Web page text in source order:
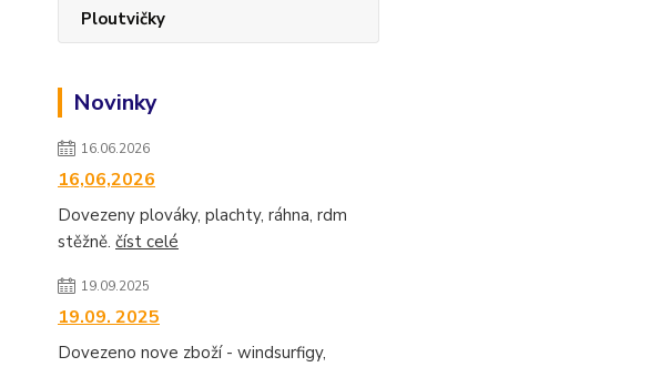
Ploutvičky
Novinky
16.06.2026
16,06,2026
Dovezeny plováky, plachty, ráhna, rdm
stěžně. číst celé
19.09.2025
19.09. 2025
Dovezeno nove zboží - windsurfigy,